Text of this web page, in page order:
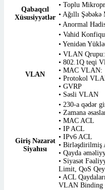
Qabaqcıl
Xüsusiyyətlər
• Toplu
• Ağıllı
• Anormal
• Vahid
• Yenidən
VLAN
• VLAN
• 802.1Q teqi
• MAC VLAN:
• Protokol
• GVRP
• Səsli VLAN
Giriş Nəzarət
Siyahısı
• 230-a qədər
• Zamana
• MAC ACL
• IP ACL
• IPv6 ACL
• Birləşdirilmiş
• Qayda
• Siyasət
Limit, QoS
• ACL
VLAN Binding